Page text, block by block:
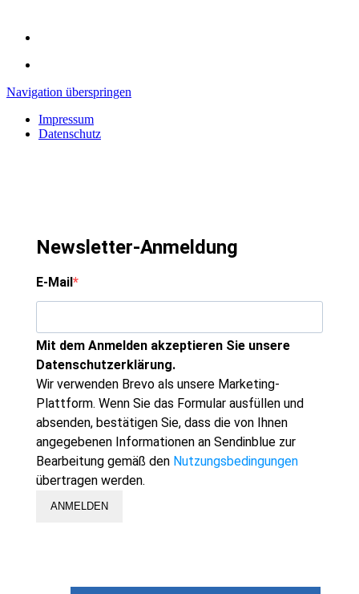
Navigation überspringen
Impressum
Datenschutz
Newsletter-Anmeldung
E-Mail
Mit dem Anmelden akzeptieren Sie unsere
Datenschutzerklärung.
Wir verwenden Brevo als unsere Marketing-
Plattform. Wenn Sie das Formular ausfüllen und
absenden, bestätigen Sie, dass die von Ihnen
angegebenen Informationen an Sendinblue zur
Bearbeitung gemäß den Nutzungsbedingungen
übertragen werden.
ANMELDEN